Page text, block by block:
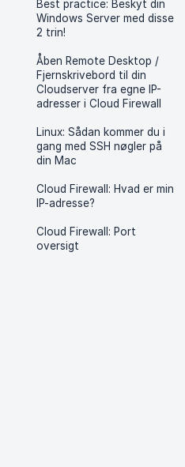
Best practice: Beskyt din
Windows Server med disse
2 trin!
Åben Remote Desktop /
Fjernskrivebord til din
Cloudserver fra egne IP-
adresser i Cloud Firewall
Linux: Sådan kommer du i
gang med SSH nøgler på
din Mac
Cloud Firewall: Hvad er min
IP-adresse?
Cloud Firewall: Port
oversigt